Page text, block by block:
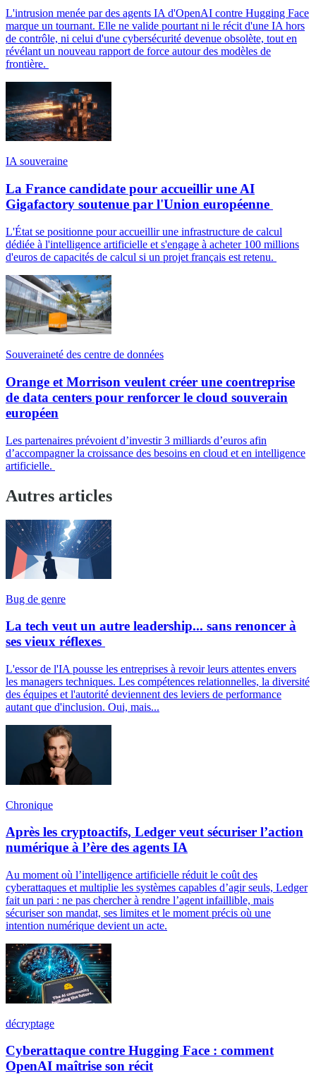
L'intrusion menée par des agents IA d'OpenAI contre Hugging Face
marque un tournant. Elle ne valide pourtant ni le récit d'une IA hors
de contrôle, ni celui d'une cybersécurité devenue obsolète, tout en
révélant un nouveau rapport de force autour des modèles de
frontière.
IA souveraine
La France candidate pour accueillir une AI
Gigafactory soutenue par l'Union européenne
L'État se positionne pour accueillir une infrastructure de calcul
dédiée à l'intelligence artificielle et s'engage à acheter 100 millions
d'euros de capacités de calcul si un projet français est retenu.
Souveraineté des centre de données
Orange et Morrison veulent créer une coentreprise
de data centers pour renforcer le cloud souverain
européen
Les partenaires prévoient d’investir 3 milliards d’euros afin
d’accompagner la croissance des besoins en cloud et en intelligence
artificielle.
Autres articles
Bug de genre
La tech veut un autre leadership... sans renoncer à
ses vieux réflexes
L'essor de l'IA pousse les entreprises à revoir leurs attentes envers
les managers techniques. Les compétences relationnelles, la diversité
des équipes et l'autorité deviennent des leviers de performance
autant que d'inclusion. Oui, mais...
Chronique
Après les cryptoactifs, Ledger veut sécuriser l’action
numérique à l’ère des agents IA
Au moment où l’intelligence artificielle réduit le coût des
cyberattaques et multiplie les systèmes capables d’agir seuls, Ledger
fait un pari : ne pas chercher à rendre l’agent infaillible, mais
sécuriser son mandat, ses limites et le moment précis où une
intention numérique devient un acte.
décryptage
Cyberattaque contre Hugging Face : comment
OpenAI maîtrise son récit